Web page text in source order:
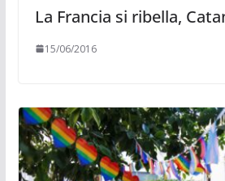
La Francia si ribella,
15/06/2016